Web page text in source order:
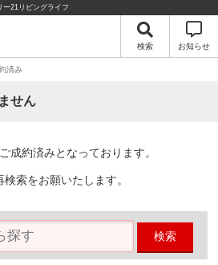
ー21リビングライフ
検索 お知らせ
済み
せん
成約済みとなっております。
索をお願いたします。
検索